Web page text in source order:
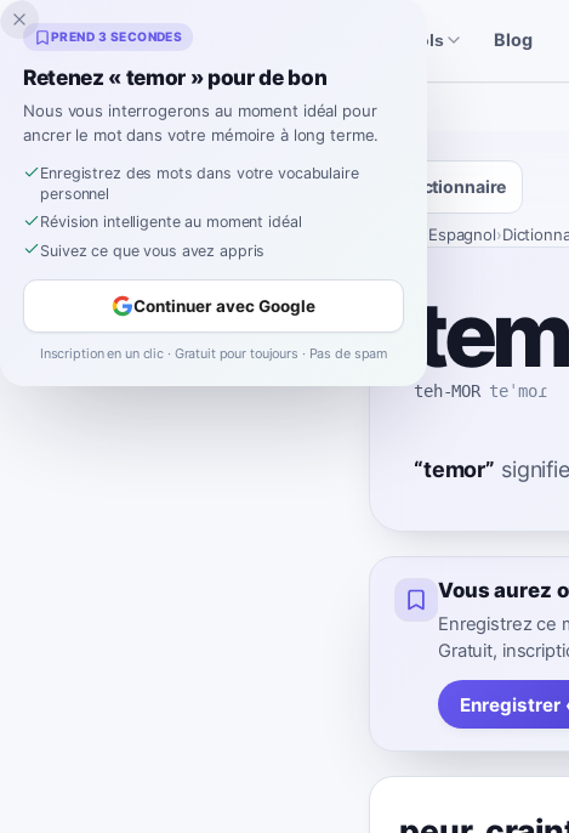
Inklingo Outils espagnols Blog
Dictionnaire
Espagnol›
teh-MOR teˈmoɾ
“temor” signifie
Vous aurez
Enregistrez ce
Gratuit,
PREND 3 SECONDES
Retenez « temor » pour de bon
Nous vous interrogerons au moment idéal pour
ancrer le mot dans votre mémoire à long terme.
Enregistrez des mots dans votre vocabulaire
personnel
Révision intelligente au moment idéal
Suivez ce que vous avez appris
Continuer avec Google
Inscription en un clic · Gratuit pour toujours · Pas de spam